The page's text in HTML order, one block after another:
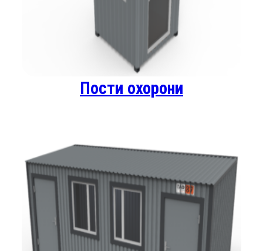
Пости охорони